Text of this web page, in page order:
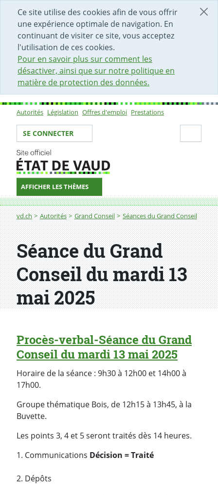
Ce site utilise des cookies afin de vous offrir
une expérience optimale de navigation. En
continuant de visiter ce site, vous acceptez
l'utilisation de ces cookies.
Pour en savoir plus sur comment les
désactiver, ainsi que sur notre politique en
matière de protection des données.
DÉBUT DU CONTENU DE LA PAGE
ACCÈS AU CHAMP DE RECHERCHE
PAGE D'ACCUEIL
FORMULAIRE DE CONTACT
Sous-navigation
Autorités Législation Offres d'emploi Prestations
Votre identité
SE CONNECTER
AFFICHER LES THÈMES
Fil d'Ariane
vd.ch Autorités Grand Conseil Séances du Grand Conseil
Séance du Grand
Conseil du mardi 13
mai 2025
Procès-verbal-Séance du Grand
Conseil du mardi 13 mai 2025
Horaire de la séance : 9h30 à 12h00 et 14h00 à
17h00.
Groupe thématique Bois, de 12h15 à 13h45, à la
Buvette.
Les points 3, 4 et 5 seront traités dès 14 heures.
1. Communications Décision = Traité
2. Dépôts